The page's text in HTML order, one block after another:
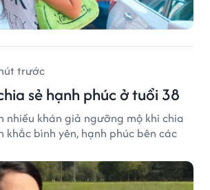
trước
sẻ hạnh phúc ở tuổi 38
nhiều khán giả ngưỡng mộ khi chia
khắc bình yên, hạnh phúc bên các